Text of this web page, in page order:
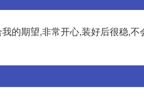
的期望,非常开心,装好后很稳,